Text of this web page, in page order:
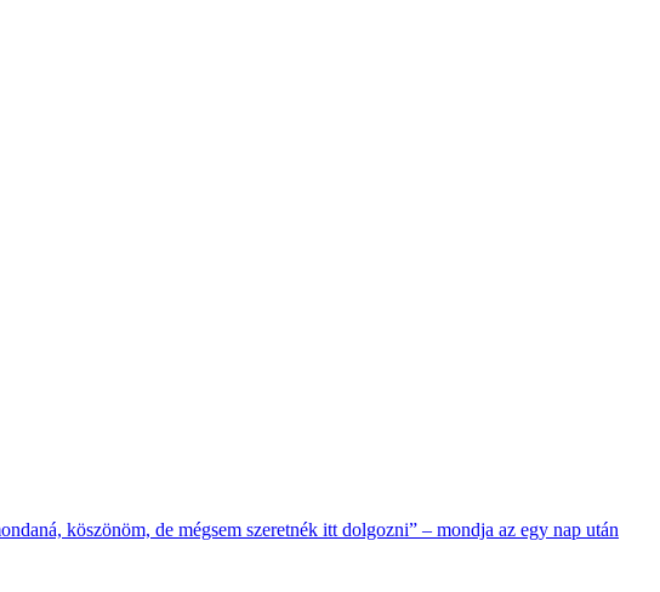
köszönöm, de mégsem szeretnék itt dolgozni” – mondja az egy nap után